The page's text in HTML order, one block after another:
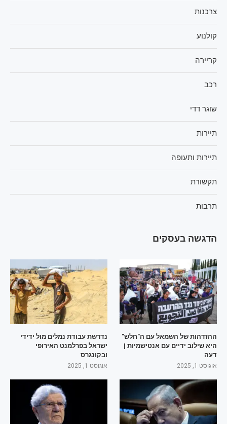
צרכנות
קולנוע
קריירה
רכב
שוגר דדי
תיירות
תיירות ותעופה
תקשורת
תרבות
הדגשה בעסקים
ההזדהות של השמאל עם ה"חלש"
היא שילוב ידיים עם אנטישמיות |
דעה
אוגוסט 1, 2025
נדרשת עבודת נמלים מול ידידי
ישראל בפרלמנט האירופי
ובקונגרס
אוגוסט 1, 2025